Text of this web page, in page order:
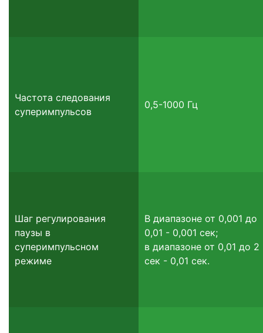
Частота следования
суперимпульсов
0,5-1000 Гц
Шаг регулирования
паузы в
суперимпульсном
режиме
В диапазоне от 0,001 до
0,01 - 0,001 сек;
в диапазоне от 0,01 до 2
сек - 0,01 сек.